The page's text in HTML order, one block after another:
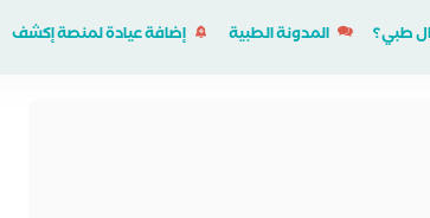
طبي؟ المدونة الطبية إضافة عيادة لمنصة إكشف